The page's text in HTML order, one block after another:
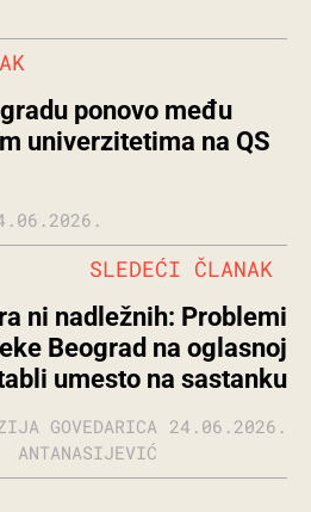
ponovo među
univerzitetima na QS
ni nadležnih: Problemi
Beograd na oglasnoj
umesto na sastanku
SLEDEĆI ČLANAK
GOVEDARICA
ANTANASIJEVIĆ
24.06.2026.